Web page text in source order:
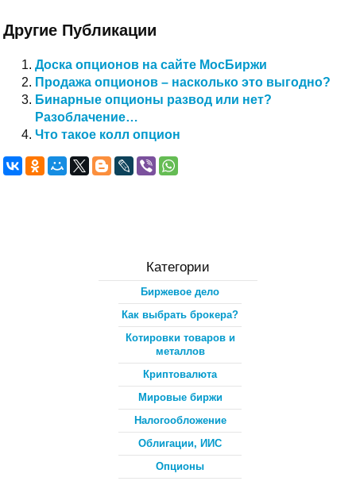
Другие Публикации
Доска опционов на сайте МосБиржи
Продажа опционов – насколько это выгодно?
Бинарные опционы развод или нет?
Разоблачение…
Что такое колл опцион
Категории
Биржевое дело
Как выбрать брокера?
Котировки товаров и
металлов
Криптовалюта
Мировые биржи
Налогообложение
Облигации, ИИС
Опционы